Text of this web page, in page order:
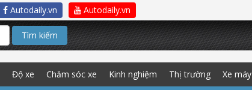
Autodaily.vn Autodaily.vn
Tìm kiếm
Độ xe Chăm sóc xe Kinh nghiệm Thị trường Xe máy